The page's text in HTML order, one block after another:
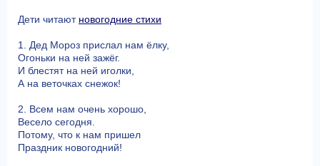
Дети читают новогодние стихи
1. Дед Мороз прислал нам ёлку,
Огоньки на ней зажёг.
И блестят на ней иголки,
А на веточках снежок!
2. Всем нам очень хорошо,
Весело сегодня.
Потому, что к нам пришел
Праздник новогодний!